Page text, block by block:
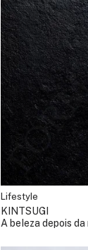
Lifestyle
KINTSUGI
A beleza depois